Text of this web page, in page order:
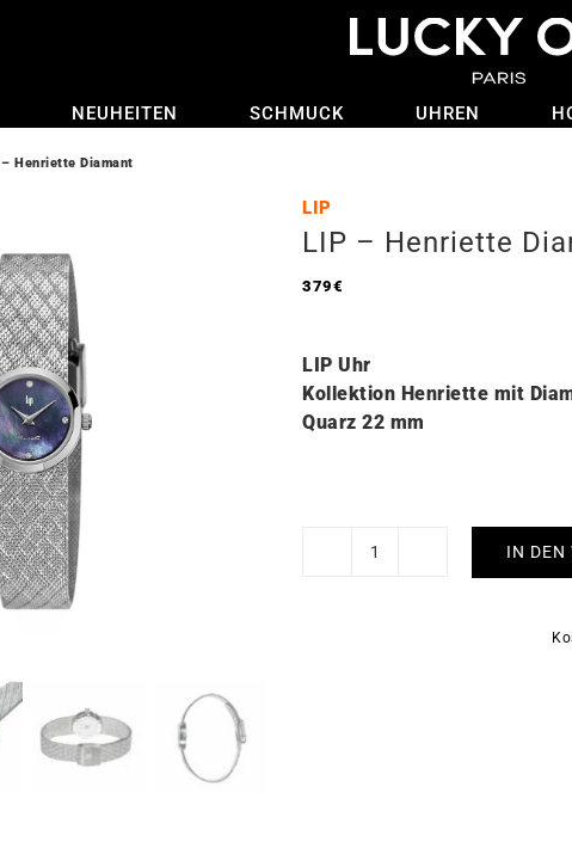
NEUHEITEN SCHMUCK UHREN
Henriette Diamant
LIP
LIP – Henriette
379€
LIP Uhr
Kollektion Henriette mit
Quarz 22 mm
LIP
IN DEN